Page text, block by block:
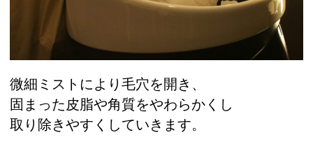
微細ミストにより毛穴を開き、
固まった皮脂や角質をやわらかくし
取り除きやすくしていきます。